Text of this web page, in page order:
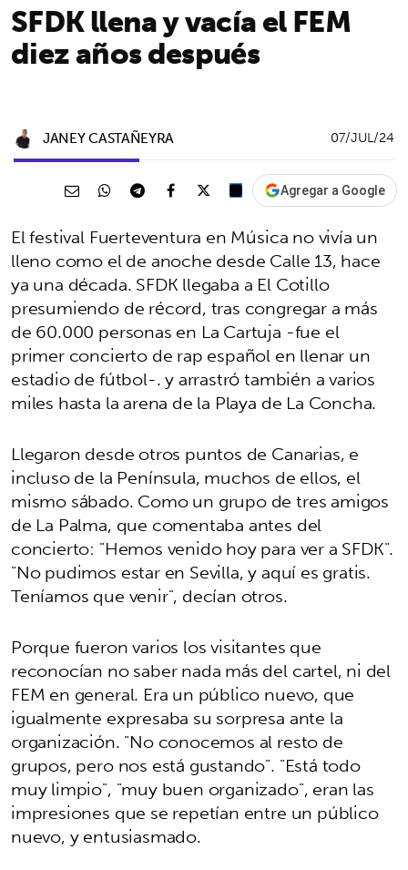
SFDK llena y vacía el FEM
diez años después
JANEY CASTAÑEYRA 07/JUL/24
Agregar a Google
El festival Fuerteventura en Música no vivía un
lleno como el de anoche desde Calle 13, hace
ya una década. SFDK llegaba a El Cotillo
presumiendo de récord, tras congregar a más
de 60.000 personas en La Cartuja -fue el
primer concierto de rap español en llenar un
estadio de fútbol-. y arrastró también a varios
miles hasta la arena de la Playa de La Concha.
Llegaron desde otros puntos de Canarias, e
incluso de la Península, muchos de ellos, el
mismo sábado. Como un grupo de tres amigos
de La Palma, que comentaba antes del
concierto: "Hemos venido hoy para ver a SFDK".
"No pudimos estar en Sevilla, y aquí es gratis.
Teníamos que venir", decían otros.
Porque fueron varios los visitantes que
reconocían no saber nada más del cartel, ni del
FEM en general. Era un público nuevo, que
igualmente expresaba su sorpresa ante la
organización. "No conocemos al resto de
grupos, pero nos está gustando". "Está todo
muy limpio", "muy buen organizado", eran las
impresiones que se repetían entre un público
nuevo, y entusiasmado.